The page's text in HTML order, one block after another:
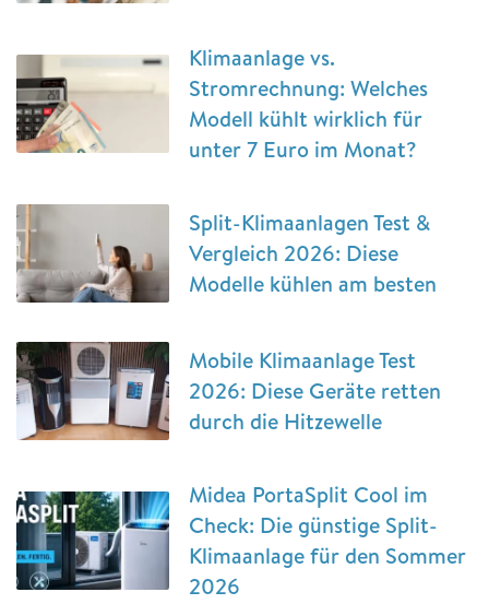
Klimaanlage vs.
Stromrechnung: Welches
Modell kühlt wirklich für
unter 7 Euro im Monat?
Split-Klimaanlagen Test &
Vergleich 2026: Diese
Modelle kühlen am besten
Mobile Klimaanlage Test
2026: Diese Geräte retten
durch die Hitzewelle
Midea PortaSplit Cool im
Check: Die günstige Split-
Klimaanlage für den Sommer
2026